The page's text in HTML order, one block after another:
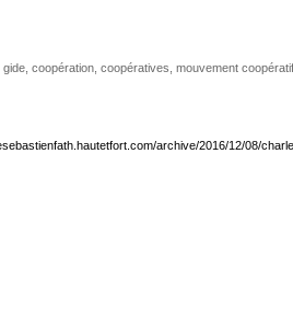
gide coopération coopératives mouvement coopératif
archive/2016/12/08/